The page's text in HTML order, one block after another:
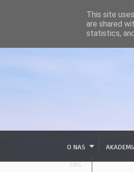
O NAS
ENG
This site
are shared
statistics,